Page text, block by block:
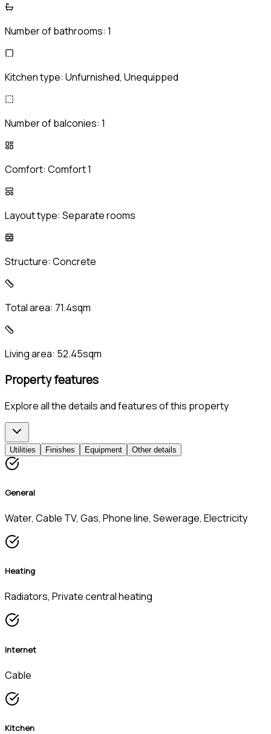
Number of bathrooms: 1
Kitchen type: Unfurnished, Unequipped
Number of balconies: 1
Comfort: Comfort 1
Layout type: Separate rooms
Structure: Concrete
Total area: 71.4sqm
Living area: 52.45sqm
Property features
Explore all the details and features of this property
Utilities Finishes Equipment Other details
General
Water, Cable TV, Gas, Phone line, Sewerage, Electricity
Heating
Radiators, Private central heating
Internet
Cable
Kitchen